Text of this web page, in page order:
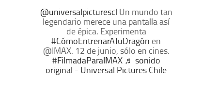
@universalpicturescl Un mundo tan
legendario merece una pantalla así
de épica. Experimenta
#CómoEntrenarATuDragón en
@IMAX. 12 de junio, sólo en cines.
#FilmadaParaIMAX ♬ sonido
original - Universal Pictures Chile